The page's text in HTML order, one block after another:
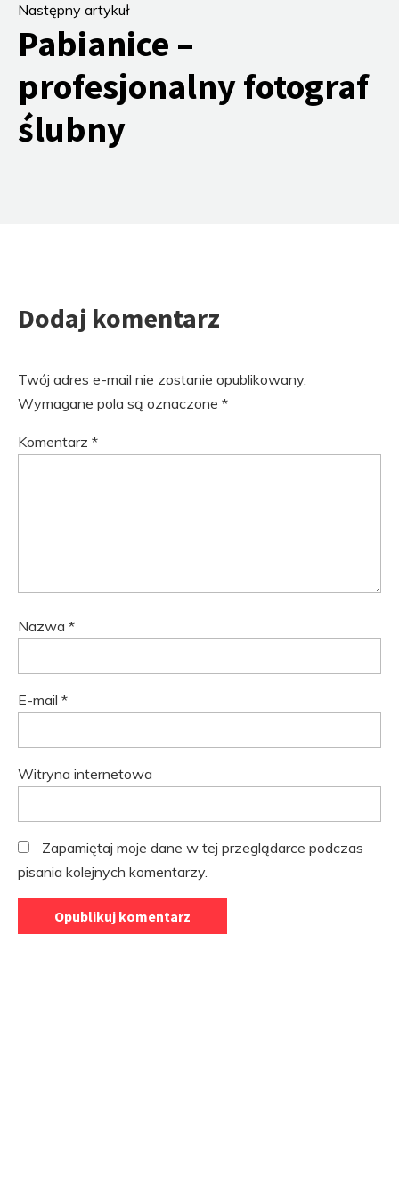
Następny artykuł
Pabianice –
profesjonalny fotograf
ślubny
Dodaj komentarz
Twój adres e-mail nie zostanie opublikowany.
Wymagane pola są oznaczone *
Komentarz *
Nazwa *
E-mail *
Witryna internetowa
Zapamiętaj moje dane w tej przeglądarce podczas
pisania kolejnych komentarzy.